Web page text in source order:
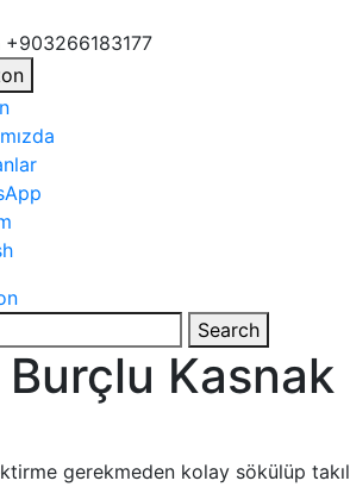
+903266183177
Search
Kasnak
gerekmeden kolay sökülüp